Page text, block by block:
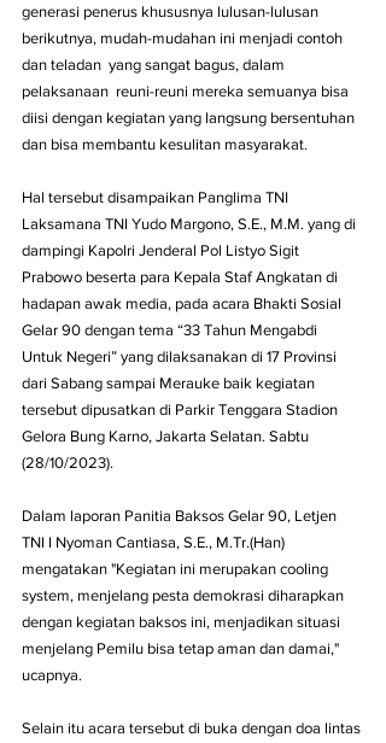
generasi penerus khususnya lulusan-lulusan
berikutnya, mudah-mudahan ini menjadi contoh
dan teladan  yang sangat bagus, dalam
pelaksanaan  reuni-reuni mereka semuanya bisa
diisi dengan kegiatan yang langsung bersentuhan
dan bisa membantu kesulitan masyarakat.
Hal tersebut disampaikan Panglima TNI
Laksamana TNI Yudo Margono, S.E., M.M. yang di
dampingi Kapolri Jenderal Pol Listyo Sigit
Prabowo beserta para Kepala Staf Angkatan di
hadapan awak media, pada acara Bhakti Sosial
Gelar 90 dengan tema “33 Tahun Mengabdi
Untuk Negeri” yang dilaksanakan di 17 Provinsi
dari Sabang sampai Merauke baik kegiatan
tersebut dipusatkan di Parkir Tenggara Stadion
Gelora Bung Karno, Jakarta Selatan. Sabtu
(28/10/2023).
Dalam laporan Panitia Baksos Gelar 90, Letjen
TNI I Nyoman Cantiasa, S.E., M.Tr.(Han)
mengatakan "Kegiatan ini merupakan cooling
system, menjelang pesta demokrasi diharapkan
dengan kegiatan baksos ini, menjadikan situasi
menjelang Pemilu bisa tetap aman dan damai,"
ucapnya.
Selain itu acara tersebut di buka dengan doa lintas